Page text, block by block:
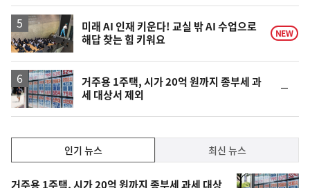
일
미래 AI 인재 키운다! 교실 밖 AI 수업으로
해답 찾는 힘 키워요
NEW
거주용 1주택, 시가 20억 원까지 종부세 과
세 대상서 제외
일
기,
인기 뉴스 최신 뉴스
인
거주용 1주택, 시가 20억 원까지 종부세 과세 대상